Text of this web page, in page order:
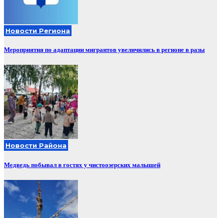
Новости Региона
Мероприятия по адаптации мигрантов увеличились в регионе в разы
Новости Района
Медведь побывал в гостях у чистоозерских малышей